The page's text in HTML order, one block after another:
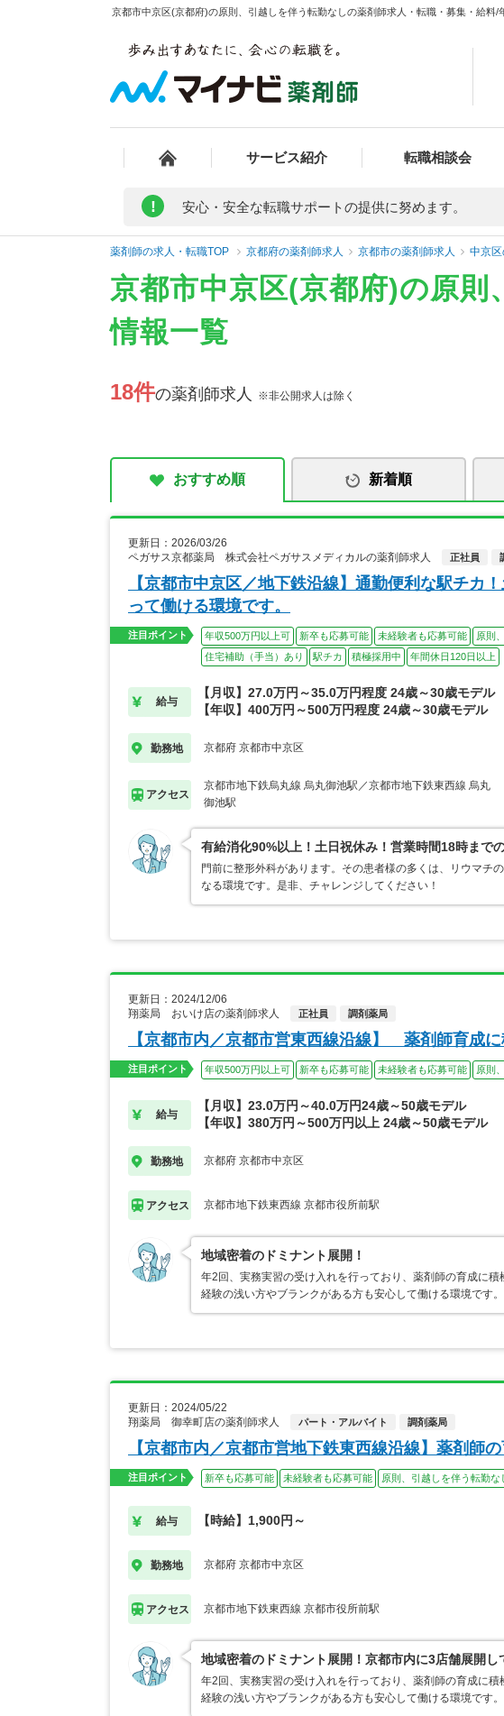
京都市中京区(京都府)の原則、引越しを伴う転勤なしの薬剤師求人・転職・募集・給料/
サービス紹介 転職相談会
! 安心・安全な転職サポートの提供に努めます。
薬剤師の求人・転職TOP 京都府の薬剤師求人 京都市の薬剤師求人 中京
京都市中京区(京都府)の原
情報一覧
18件の薬剤師求人 ※非公開求人は除く
おすすめ順 新着順
更新日：2026/03/26
ペガサス京都薬局 株式会社ペガサスメディカルの薬剤師求人
正社員
【京都市中京区／地下鉄沿線】通勤便利な駅チカ
って働ける環境です。
注目ポイント 年収500万円以上可 新卒も応募可能 未経験者も応募可能 原則
住宅補助（手当）あり
駅チカ 積極採用中 年間休日120日以上
給与
【月収】27.0万円～35.0万円程度 24歳～30歳モデル
【年収】400万円～500万円程度 24歳～30歳モデル
勤務地 京都府 京都市中京区
アクセス
京都市地下鉄烏丸線 烏丸御池駅／京都市地下鉄東西線 烏丸
御池駅
有給消化90%以上！土日祝休み！営業時間18時までの
門前に整形外科があります。その患者様の多くは、リウマチ
なる環境です。是非、チャレンジしてください！
更新日：2024/12/06
翔薬局 おいけ店の薬剤師求人
正社員 調剤薬局
【京都市内／京都市営東西線沿線】 薬剤師育成
注目ポイント 年収500万円以上可 新卒も応募可能 未経験者も応募可能 原則
給与
【月収】23.0万円～40.0万円24歳～50歳モデル
【年収】380万円～500万円以上 24歳～50歳モデル
勤務地 京都府 京都市中京区
アクセス 京都市地下鉄東西線 京都市役所前駅
地域密着のドミナント展開！
年2回、実務実習の受け入れを行っており、薬剤師の育成に
経験の浅い方やブランクがある方も安心して働ける環境です
更新日：2024/05/22
翔薬局 御幸町店の薬剤師求人
パート・アルバイト 調剤薬局
【京都市内／京都市営地下鉄東西線沿線】薬剤師
注目ポイント 新卒も応募可能 未経験者も応募可能 原則、引越しを伴う転勤な
給与 【時給】1,900円～
勤務地 京都府 京都市中京区
アクセス 京都市地下鉄東西線 京都市役所前駅
地域密着のドミナント展開！京都市内に3店舗展開し
年2回、実務実習の受け入れを行っており、薬剤師の育成に
経験の浅い方やブランクがある方も安心して働ける環境です